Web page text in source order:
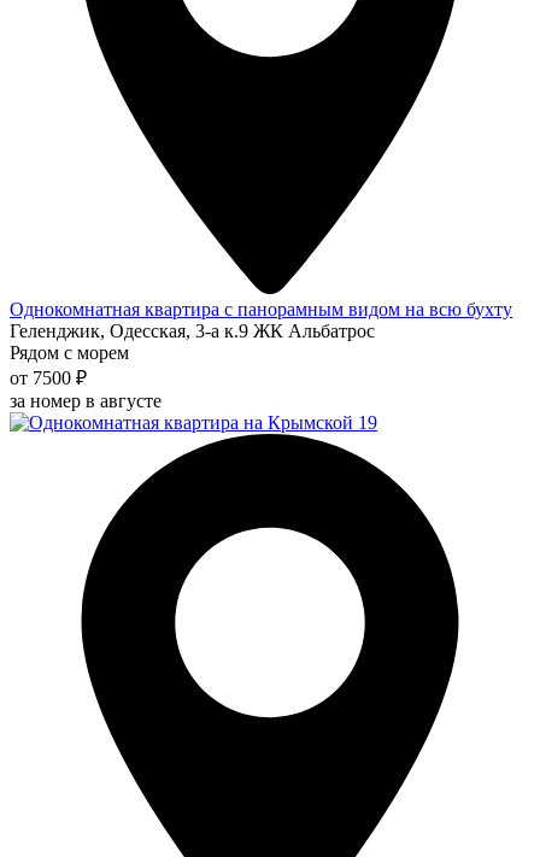
Однокомнатная квартира с панорамным видом на всю бухту
Геленджик, Одесская, 3-а к.9 ЖК Альбатрос
Рядом с морем
от 7500 ₽
за номер в августе